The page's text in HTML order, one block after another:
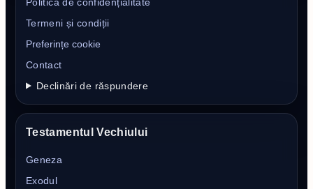
Termeni și condiții
Preferințe cookie
Contact
Declinări de răspundere
Testamentul Vechiului
Geneza
Exodul